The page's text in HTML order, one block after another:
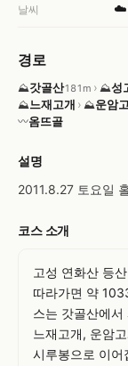
날씨 ☁️
경로
⛰갓골산181m › ⛰성
⛰느재고개 › ⛰운암
〰옴뜨골
설명
2011.8.27 토요일
코스 소개
고성 연화산 등
따라가면 약
스는 갓골산에
느재고개, 운암
시루봉으로 이어